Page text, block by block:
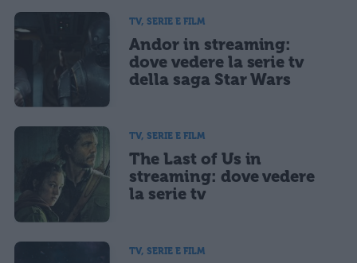
TV, SERIE E FILM
Andor in streaming:
dove vedere la serie tv
della saga Star Wars
TV, SERIE E FILM
The Last of Us in
streaming: dove vedere
la serie tv
TV, SERIE E FILM